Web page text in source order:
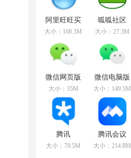
阿里旺旺买
家版
v9.12.12C官
方版
大小：168.3M
呱呱社区
v2.0.0808官
大小：27.3M
微信网页版
v2.5.5官方最
新版
大小：35M
微信电脑版
v3.3.5.1000
官方最新版
大小：149.5M
腾讯
TIMv3.3.8.22043
官方版
大小：79.5M
腾讯会议
v2.17.5.410
官方PC版
大小：214.8M